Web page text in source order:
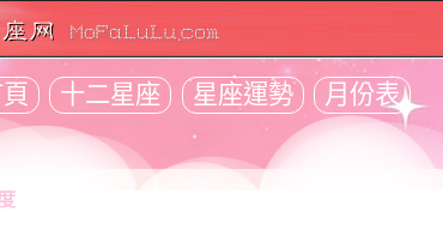
十二星座 星座運勢 月份表